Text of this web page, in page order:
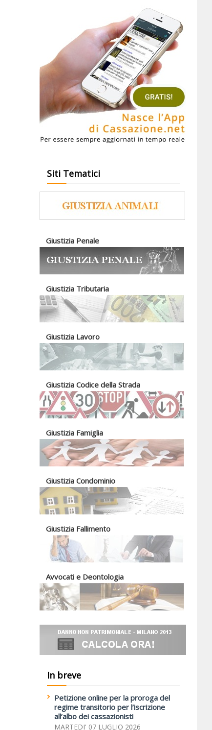
Siti Tematici
Giustizia Penale
Giustizia Tributaria
Giustizia Lavoro
Giustizia Codice della Strada
Giustizia Famiglia
Giustizia Condominio
Giustizia Fallimento
Avvocati e Deontologia
In breve
Petizione online per la proroga del
regime transitorio per l’iscrizione
all’albo dei cassazionisti
MARTEDI' 07 LUGLIO 2026